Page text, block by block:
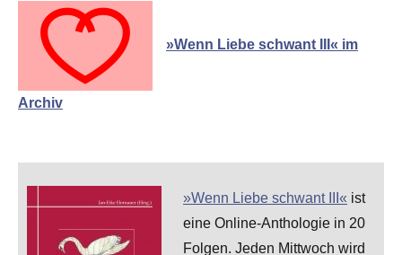
»Wenn Liebe schwant III« im
Archiv
»Wenn Liebe schwant III« ist
eine Online-Anthologie in 20
Folgen. Jeden Mittwoch wird